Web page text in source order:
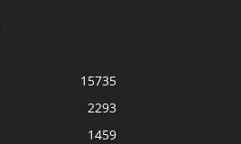
15735
2293
1459